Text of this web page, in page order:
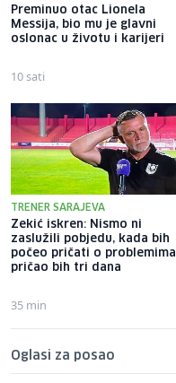
Preminuo otac Lionela
Messija, bio mu je glavni
oslonac u životu i karijeri
10 sati
TRENER SARAJEVA
Zekić iskren: Nismo ni
zaslužili pobjedu, kada bih
počeo pričati o problemima
pričao bih tri dana
35 min
Oglasi za posao